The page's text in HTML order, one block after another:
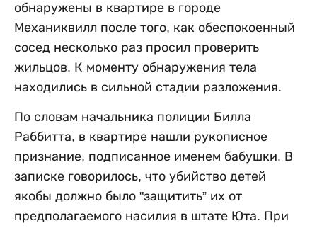
обнаружены в квартире в городе
Механиквилл после того, как обеспокоенный
сосед несколько раз просил проверить
жильцов. К моменту обнаружения тела
находились в сильной стадии разложения.
По словам начальника полиции Билла
Раббитта, в квартире нашли рукописное
признание, подписанное именем бабушки. В
записке говорилось, что убийство детей
якобы должно было "защитить” их от
предполагаемого насилия в штате Юта. При